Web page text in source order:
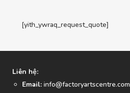
[yith_ywraq_request_quote]
Liên hệ:
Email: info@factoryartscentre.com